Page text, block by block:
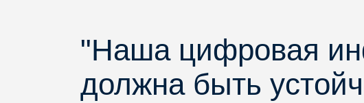
"Наша цифровая
должна быть